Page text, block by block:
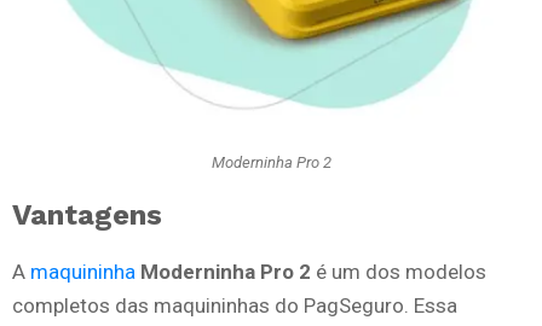
Moderninha Pro 2
Vantagens
A maquininha Moderninha Pro 2 é um dos modelos
completos das maquininhas do PagSeguro. Essa